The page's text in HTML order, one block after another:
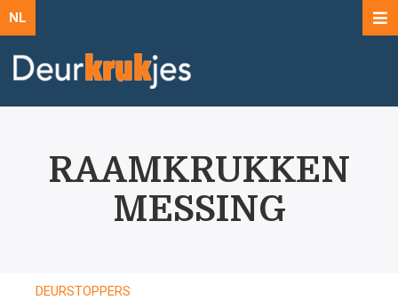
NL
RAAMKRUKKEN
MESSING
DEURSTOPPERS